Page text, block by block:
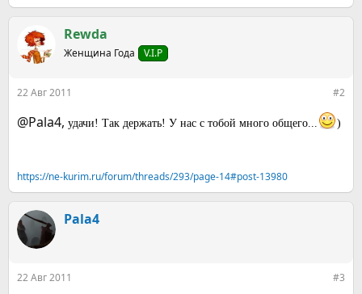
Rewda
Женщина Года V.I.P
22 Авг 2011 #2
@Pala4, удачи! Так держать! У нас с тобой много общего... )
https://ne-kurim.ru/forum/threads/293/page-14#post-13980
Pala4
22 Авг 2011 #3